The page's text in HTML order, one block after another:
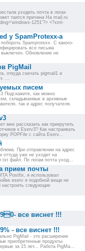
уходить почта в логах
таится причина На mail.ru
1251'?> <?xml-
у SpamProtexx-а
Spamprotexx. С какого-
все письма
Обновление не
PigMail
откуда скачать pigmail1 и
...
писем
Подскажите, как можно
складываемых в архивные
так и адрес получателя.
мне рассказать как прикрутить
к Eserv3? Как настраивать
POPFile с сайта Eserv...
При отправлении на адрес
оттуда уже не уходит на
txt файл. По логам почта уход...
прием почты
Postfix, я использовал
eserv я подобной вещи не
следующие
все виснет !!!
- все виснет !!!
PigMail - это расширение
приобретенные продукты.
за 15 лет... Работа PigMa...